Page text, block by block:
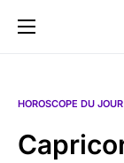
HOROSCOPE DU